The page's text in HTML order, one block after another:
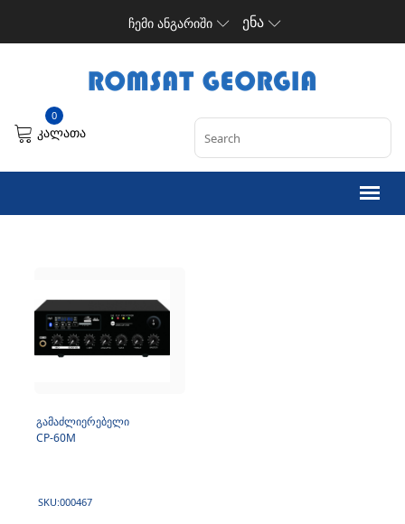
ჩემი ანგარიში ენა
0
კალათა
გამაძლიერებელი
CP-60M
SKU:000467